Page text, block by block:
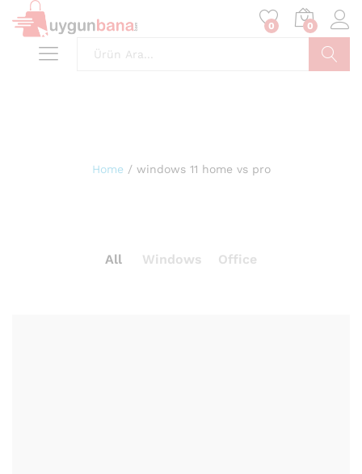
0 0
Home / windows 11 home vs pro
All Windows Office